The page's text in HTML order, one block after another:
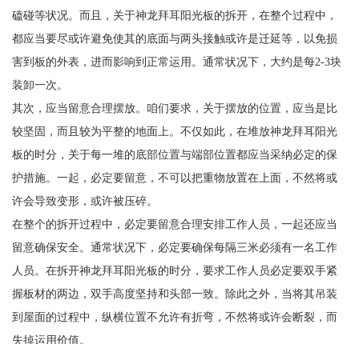
磕碰等状况。而且，关于神龙拜耳阳光板的拆开，在整个过程中，
都应当要尽或许避免使其的底面与两头接触或许是迁延等，以免损
害到板的外表，进而影响到正常运用。通常状况下，大约是每2-3块
装卸一次。
其次，应当留意合理摆放。咱们要求，关于摆放的位置，应当是比
较坚固，而且较为平整的地面上。不仅如此，在堆放神龙拜耳阳光
板的时分，关于每一堆的底部位置与端部位置都应当采纳必定的保
护措施。一起，必定要留意，不可以把重物放置在上面，不然将或
许会导致变形，或许被压碎。
在整个的拆开过程中，必定要留意合理安排工作人员，一起还应当
留意确保安全。通常状况下，必定要确保每隔三米必须有一名工作
人员。在拆开神龙拜耳阳光板的时分，要求工作人员必定要双手紧
握板材的两边，双手高度坚持和头部一致。除此之外，当将其吊装
到屋面的过程中，纵横位置不允许有折弯，不然将或许会断裂，而
失掉运用价值。